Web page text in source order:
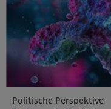
Politische Perspektive